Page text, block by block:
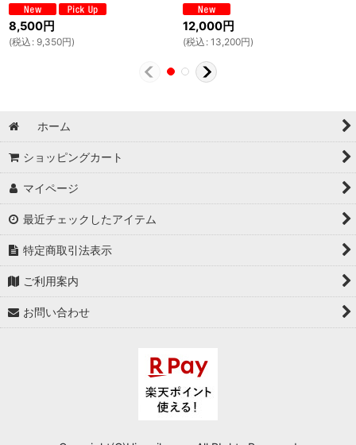
8,500円
(税込 : 9,350円)
12,000円
(税込 : 13,200円)
ホーム
ショッピングカート
マイページ
最近チェックしたアイテム
特定商取引法表示
ご利用案内
お問い合わせ